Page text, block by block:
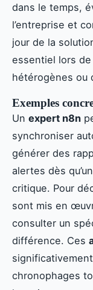
dans le temps,
l’entreprise et
jour de la
essentiel lors de
hétérogènes ou
Exemples
Un expert n8n
synchroniser
générer des
alertes dès
critique. Pour
sont mis en
consulter un
différence. Ces
chronophages